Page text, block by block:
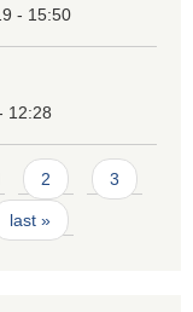
- 15:50
12:28
2 3
last »